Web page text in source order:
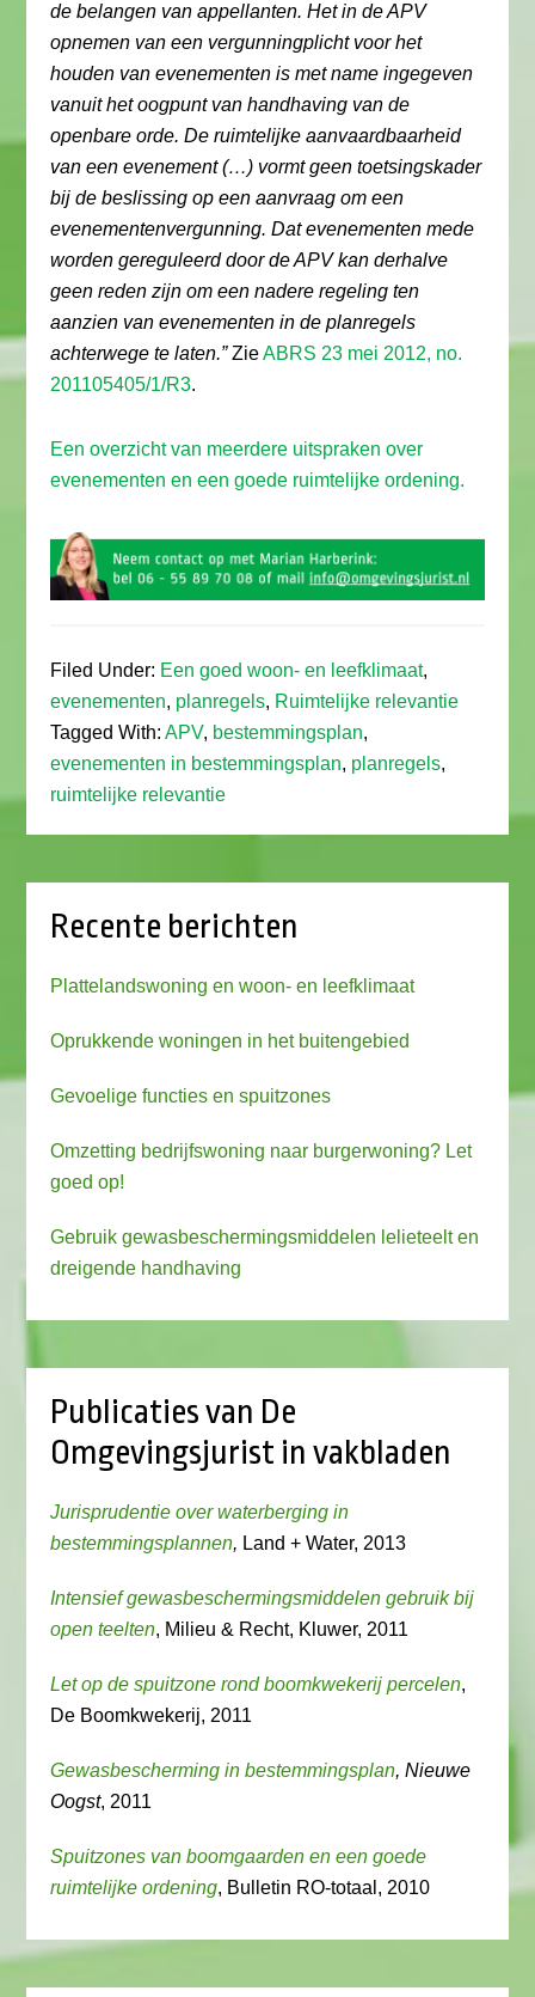
de belangen van appellanten. Het in de APV
opnemen van een vergunningplicht voor het
houden van evenementen is met name ingegeven
vanuit het oogpunt van handhaving van de
openbare orde. De ruimtelijke aanvaardbaarheid
van een evenement (…) vormt geen toetsingskader
bij de beslissing op een aanvraag om een
evenementenvergunning. Dat evenementen mede
worden gereguleerd door de APV kan derhalve
geen reden zijn om een nadere regeling ten
aanzien van evenementen in de planregels
achterwege te laten.”ZieABRS 23 mei 2012, no.
201105405/1/R3.
Een overzicht van meerdere uitspraken over
evenementen en een goede ruimtelijke ordening.
Filed Under: Een goed woon- en leefklimaat,
evenementen, planregels, Ruimtelijke relevantie
Tagged With:APV, bestemmingsplan,
evenementen in bestemmingsplan, planregels,
ruimtelijke relevantie
Recente berichten
Plattelandswoning en woon- en leefklimaat
Oprukkende woningen in het buitengebied
Gevoelige functies en spuitzones
Omzetting bedrijfswoning naar burgerwoning? Let
goed op!
Gebruik gewasbeschermingsmiddelen lelieteelt en
dreigende handhaving
Publicaties van De
Omgevingsjurist in vakbladen
Jurisprudentie over waterberging in
bestemmingsplannen, Land + Water, 2013
Intensief gewasbeschermingsmiddelen gebruik bij
open teelten, Milieu & Recht, Kluwer, 2011
Let op de spuitzone rond boomkwekerij percelen,
De Boomkwekerij, 2011
Gewasbescherming in bestemmingsplan, Nieuwe
Oogst, 2011
Spuitzones van boomgaarden en een goede
ruimtelijke ordening, Bulletin RO-totaal, 2010